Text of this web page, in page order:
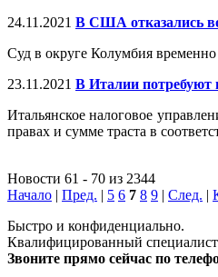
24.11.2021 В США отказались
Суд в округе Колумбия
23.11.2021 В Италии потребуют
Итальянское налоговое
правах и сумме траста в
Новости 61 - 70 из 2344
Начало | Пред. | 5 6 7 8 9 | След. |
Быстро и конфиденциально.
Квалифицированный специалист
Звоните прямо сейчас по